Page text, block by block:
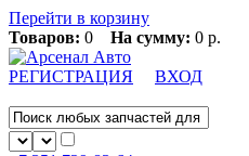
Перейти в корзину
Товаров: 0 На сумму: 0 р.
РЕГИСТРАЦИЯ ВХОД